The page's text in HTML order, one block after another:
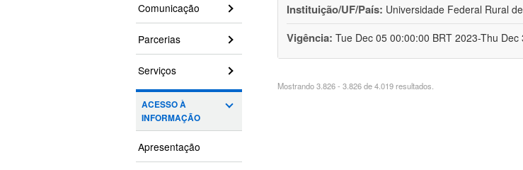
Comunicação
Parcerias
Serviços
ACESSO À
INFORMAÇÃO
Apresentação
Instituição/UF/País: Universidade Federal Rural
Vigência: Tue Dec 05 00:00:00 BRT 2023-Thu
Mostrando 3.826 - 3.826 de 4.019 resultados.